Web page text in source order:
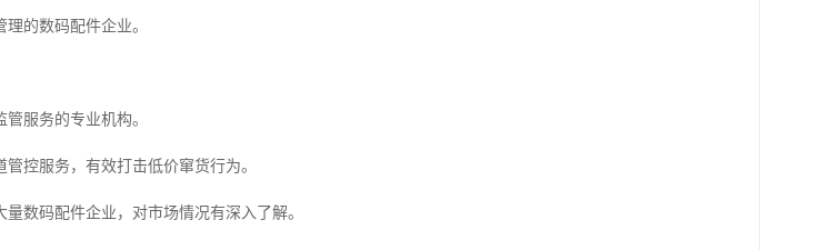
的数码配件企业。
服务的专业机构。
控服务，有效打击低价窜货行为。
数码配件企业，对市场情况有深入了解。